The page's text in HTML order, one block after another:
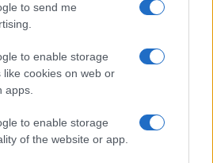
to send me
to enable storage
like cookies on web or
apps.
to enable storage
of the website or app.
Covid: le rivelazioni su